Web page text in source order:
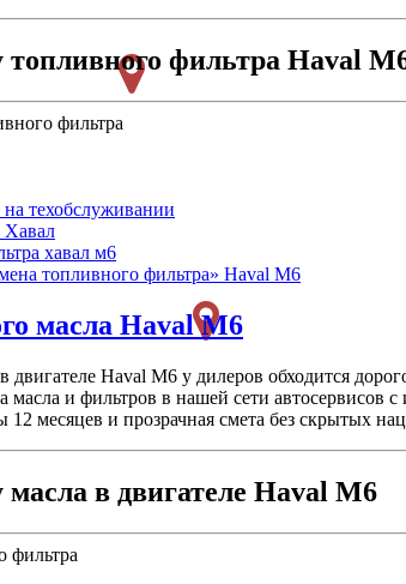
фильтра Haval
фильтра
топливного фильтра» Haval M6
масла Haval M6
двигателе Haval M6 у дилеров обходится
масла и фильтров в нашей сети
12 месяцев и прозрачная смета без скрытых
в двигателе Haval M6
фильтра